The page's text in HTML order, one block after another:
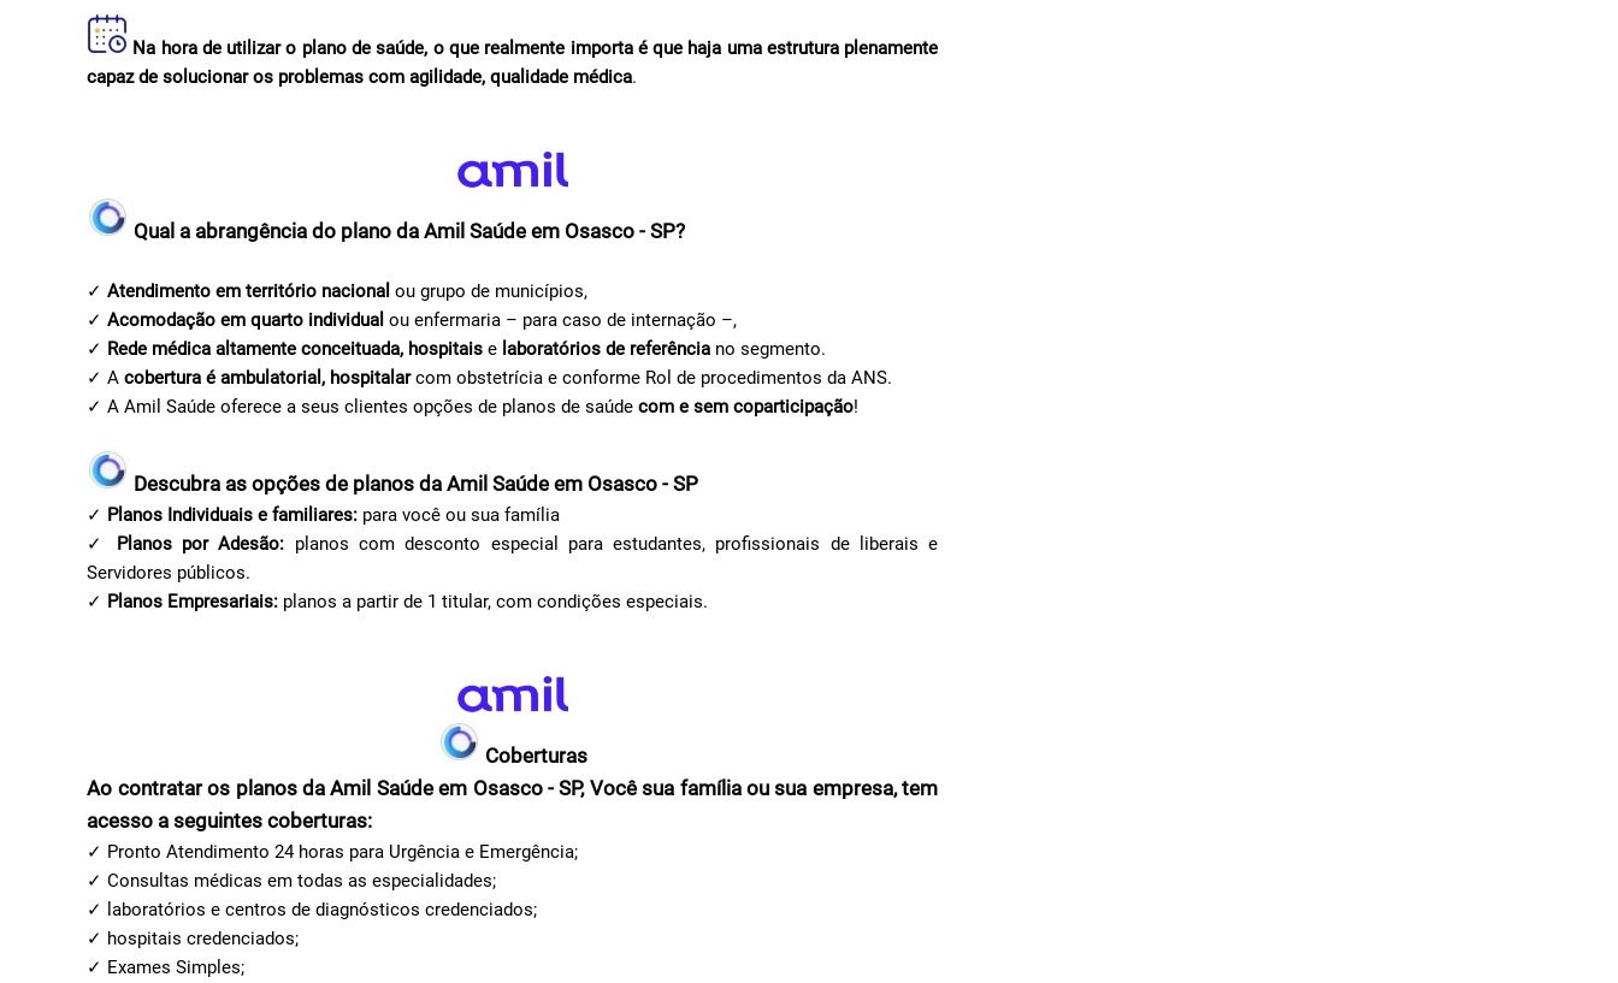
Na hora de utilizar o plano de saúde, o que realmente importa é que haja uma estrutura plenamente
capaz de solucionar os problemas com agilidade, qualidade médica.
Qual a abrangência do plano da Amil Saúde em Osasco - SP?
✓Atendimento em território nacional ou grupo de municípios,
✓Acomodação em quarto individual ou enfermaria – para caso de internação –,
✓ Rede médica altamente conceituada, hospitais e laboratórios de referência no segmento.
✓ Acobertura é ambulatorial, hospitalarcom obstetrícia e conforme Rol de procedimentos da ANS.
✓ A Amil Saúde oferece a seus clientes opções de planos de saúdecom e sem coparticipação!
Descubra as opções de planos da Amil Saúde em Osasco - SP
✓ Planos Individuais e familiares: para você ou sua família
✓ Planos por Adesão: planos com desconto especial para estudantes, profissionais de liberais e
Servidores públicos.
✓ Planos Empresariais: planos a partir de 1 titular, com condições especiais.
Coberturas
Ao contratar os planos da Amil Saúde em Osasco - SP, Você sua família ou sua empresa, tem
acesso a seguintes coberturas:
✓ Pronto Atendimento 24 horas para Urgência e Emergência;
✓ Consultas médicas em todas as especialidades;
✓ laboratórios e centros de diagnósticos credenciados;
✓ hospitais credenciados;
✓ Exames Simples;